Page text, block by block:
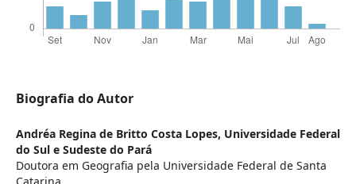
Biografia do Autor
Andréa Regina de Britto Costa Lopes, Universidade Federal
do Sul e Sudeste do Pará
Doutora em Geografia pela Universidade Federal de Santa